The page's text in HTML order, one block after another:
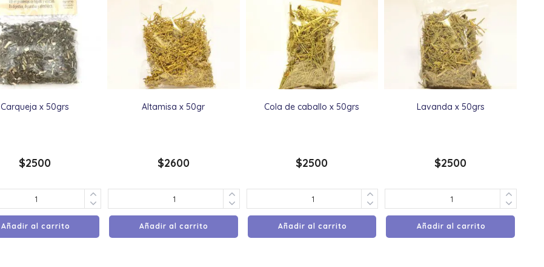
Carqueja x 50grs
$2500
Añadir al carrito
Altamisa x 50gr
$2600
Añadir al carrito
Cola de caballo x 50grs
$2500
Añadir al carrito
Lavanda x 50grs
$2500
Añadir al carrito